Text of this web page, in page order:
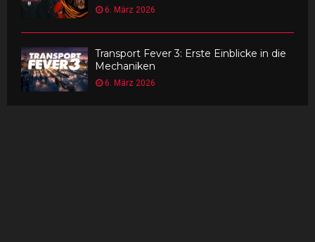
6. März 2026
Transport Fever 3: Erste Einblicke in die
Mechaniken
6. März 2026